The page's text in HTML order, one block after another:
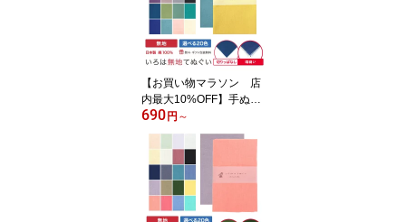
【お買い物マラソン 店
内最大10%OFF】手ぬぐ
い 無地 20色 日本製 切り
っぱなし 端縫い MTE
690円 ～